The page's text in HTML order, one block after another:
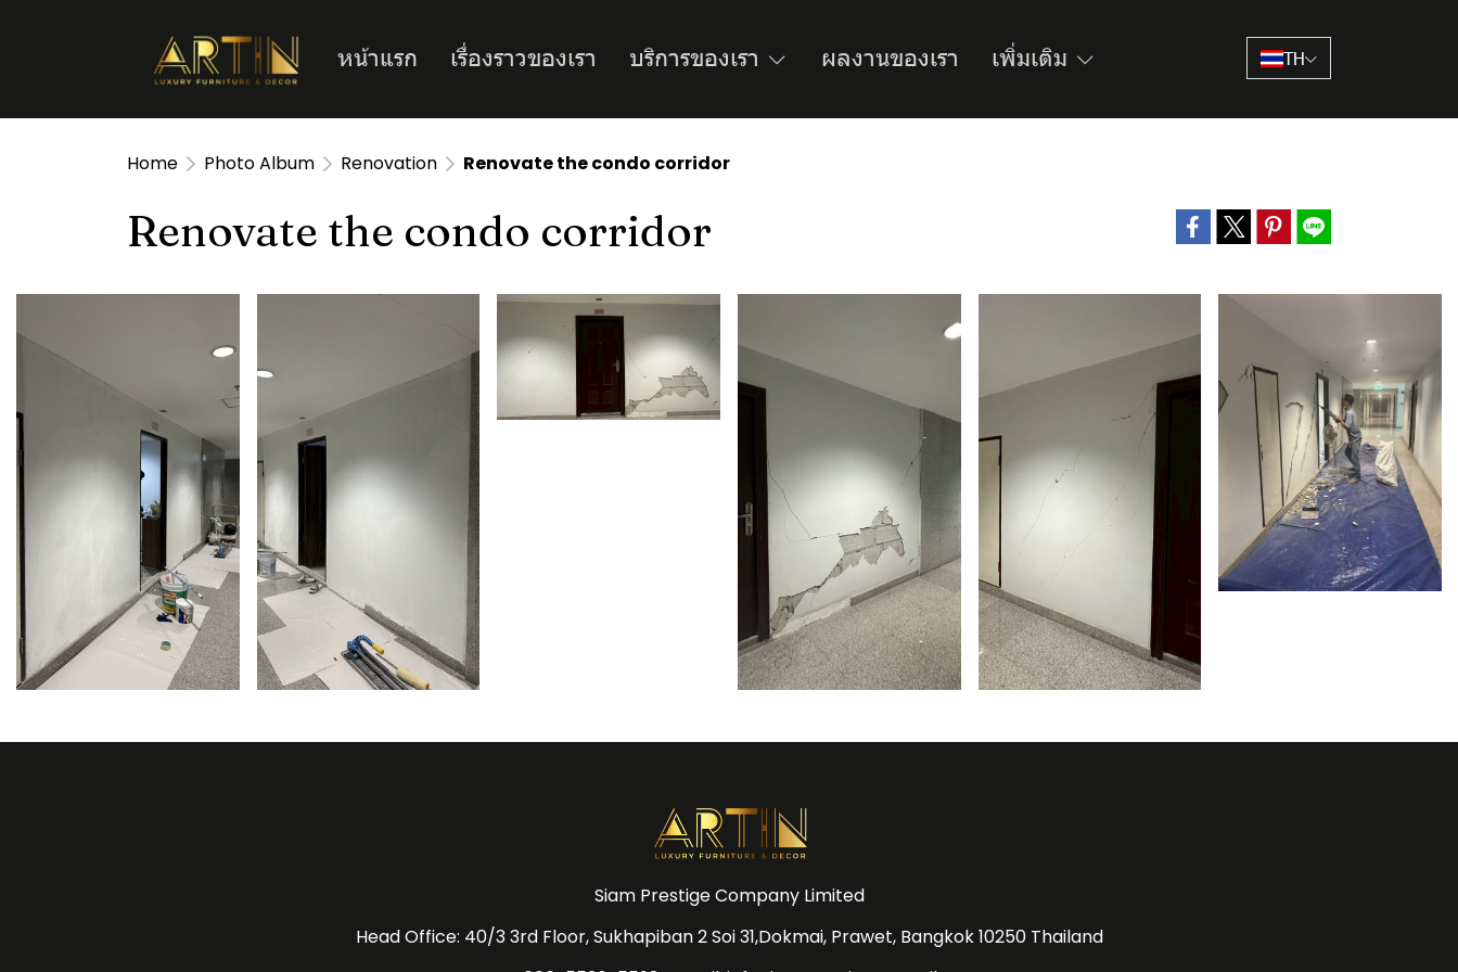
หน้าแรก เรื่องราวของเรา บริการของเรา ผลงานของเรา เพิ่มเติม TH
Home Photo Album Renovation Renovate the condo corridor
Renovate the condo corridor
Siam Prestige Company Limited
Head Office: 40/3 3rd Floor, Sukhapiban 2 Soi 31,Dokmai, Prawet, Bangkok 10250 Thailand